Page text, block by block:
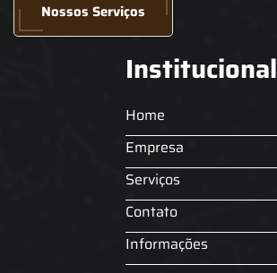
Nossos Serviços
Institucional
Home
Empresa
Serviços
Contato
Informações